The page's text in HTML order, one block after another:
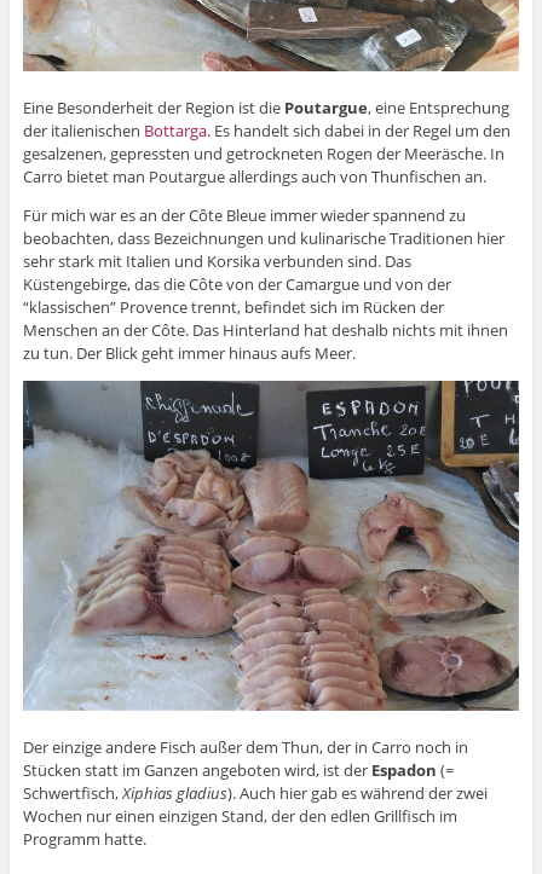
Eine Besonderheit der Region ist die Poutargue, eine Entsprechung
der italienischen Bottarga. Es handelt sich dabei in der Regel um den
gesalzenen, gepressten und getrockneten Rogen der Meeräsche. In
Carro bietet man Poutargue allerdings auch von Thunfischen an.
Für mich war es an der Côte Bleue immer wieder spannend zu
beobachten, dass Bezeichnungen und kulinarische Traditionen hier
sehr stark mit Italien und Korsika verbunden sind. Das
Küstengebirge, das die Côte von der Camargue und von der
“klassischen” Provence trennt, befindet sich im Rücken der
Menschen an der Côte. Das Hinterland hat deshalb nichts mit ihnen
zu tun. Der Blick geht immer hinaus aufs Meer.
Der einzige andere Fisch außer dem Thun, der in Carro noch in
Stücken statt im Ganzen angeboten wird, ist der Espadon (=
Schwertfisch,Xiphias gladius). Auch hier gab es während der zwei
Wochen nur einen einzigen Stand, der den edlen Grillfisch im
Programm hatte.